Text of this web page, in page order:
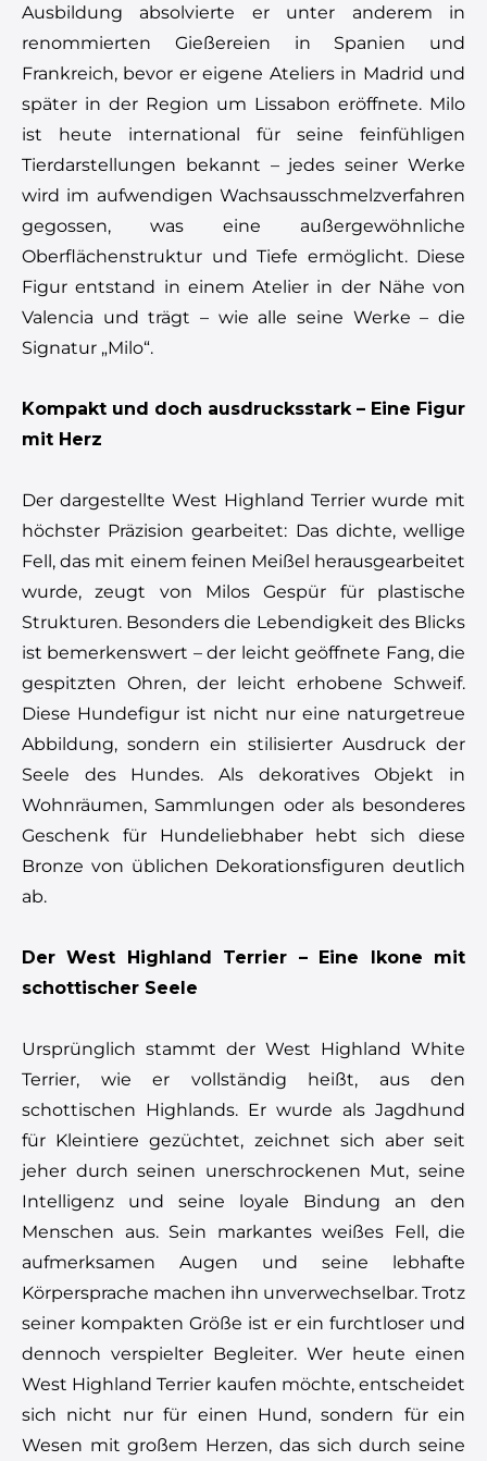
Ausbildung absolvierte er unter anderem in
renommierten Gießereien in Spanien und
Frankreich, bevor er eigene Ateliers in Madrid und
später in der Region um Lissabon eröffnete. Milo
ist heute international für seine feinfühligen
Tierdarstellungen bekannt – jedes seiner Werke
wird im aufwendigen Wachsausschmelzverfahren
gegossen, was eine außergewöhnliche
Oberflächenstruktur und Tiefe ermöglicht. Diese
Figur entstand in einem Atelier in der Nähe von
Valencia und trägt – wie alle seine Werke – die
Signatur „Milo“.
Kompakt und doch ausdrucksstark – Eine Figur
mit Herz
Der dargestellte West Highland Terrier wurde mit
höchster Präzision gearbeitet: Das dichte, wellige
Fell, das mit einem feinen Meißel herausgearbeitet
wurde, zeugt von Milos Gespür für plastische
Strukturen. Besonders die Lebendigkeit des Blicks
ist bemerkenswert – der leicht geöffnete Fang, die
gespitzten Ohren, der leicht erhobene Schweif.
Diese Hundefigur ist nicht nur eine naturgetreue
Abbildung, sondern ein stilisierter Ausdruck der
Seele des Hundes. Als dekoratives Objekt in
Wohnräumen, Sammlungen oder als besonderes
Geschenk für Hundeliebhaber hebt sich diese
Bronze von üblichen Dekorationsfiguren deutlich
ab.
Der West Highland Terrier – Eine Ikone mit
schottischer Seele
Ursprünglich stammt der West Highland White
Terrier, wie er vollständig heißt, aus den
schottischen Highlands. Er wurde als Jagdhund
für Kleintiere gezüchtet, zeichnet sich aber seit
jeher durch seinen unerschrockenen Mut, seine
Intelligenz und seine loyale Bindung an den
Menschen aus. Sein markantes weißes Fell, die
aufmerksamen Augen und seine lebhafte
Körpersprache machen ihn unverwechselbar. Trotz
seiner kompakten Größe ist er ein furchtloser und
dennoch verspielter Begleiter. Wer heute einen
West Highland Terrier kaufen möchte, entscheidet
sich nicht nur für einen Hund, sondern für ein
Wesen mit großem Herzen, das sich durch seine